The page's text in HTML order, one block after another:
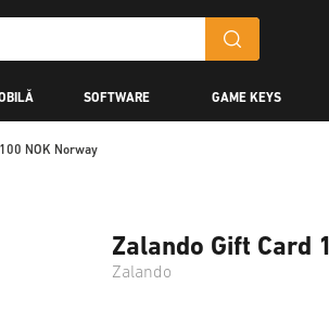
SOFTWARE GAME KEYS
NOK Norway
Zalando Gift Card
Zalando